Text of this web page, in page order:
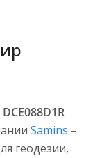
Samins –
геодезии,